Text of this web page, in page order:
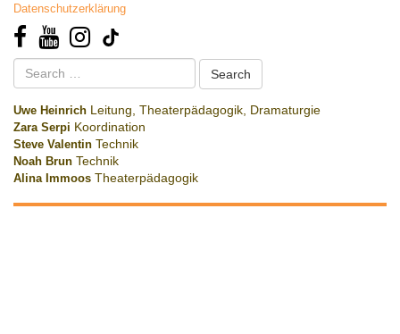
Datenschutzerklärung
Search
for:
Uwe Heinrich Leitung, Theaterpädagogik, Dramaturgie
Zara Serpi Koordination
Steve Valentin Technik
Noah Brun Technik
Alina Immoos Theaterpädagogik